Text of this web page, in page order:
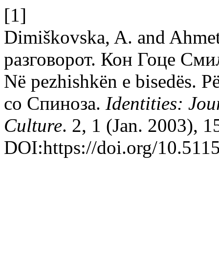
[1]
Dimiškovska, A. and
разговорот. Кон Гоце
Në pezhishkën e bisedës.
со Спиноза. Identities:
Culture. 2, 1 (Jan. 2003),
DOI:https://doi.org/